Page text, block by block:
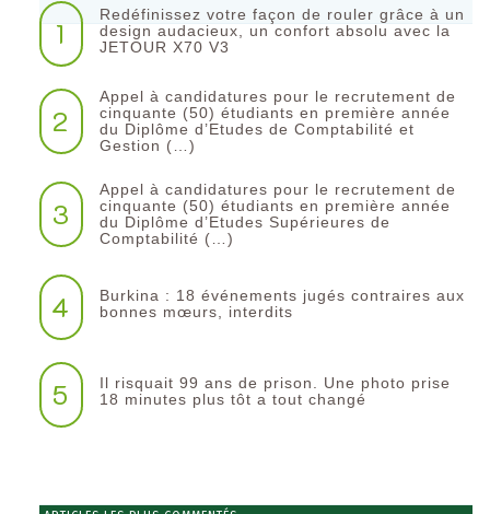
1
Redéfinissez votre façon de rouler grâce à un
design audacieux, un confort absolu avec la
JETOUR X70 V3
2
Appel à candidatures pour le recrutement de
cinquante (50) étudiants en première année
du Diplôme d’Etudes de Comptabilité et
Gestion (…)
3
Appel à candidatures pour le recrutement de
cinquante (50) étudiants en première année
du Diplôme d’Etudes Supérieures de
Comptabilité (…)
4
Burkina : 18 événements jugés contraires aux
bonnes mœurs, interdits
5
Il risquait 99 ans de prison. Une photo prise
18 minutes plus tôt a tout changé